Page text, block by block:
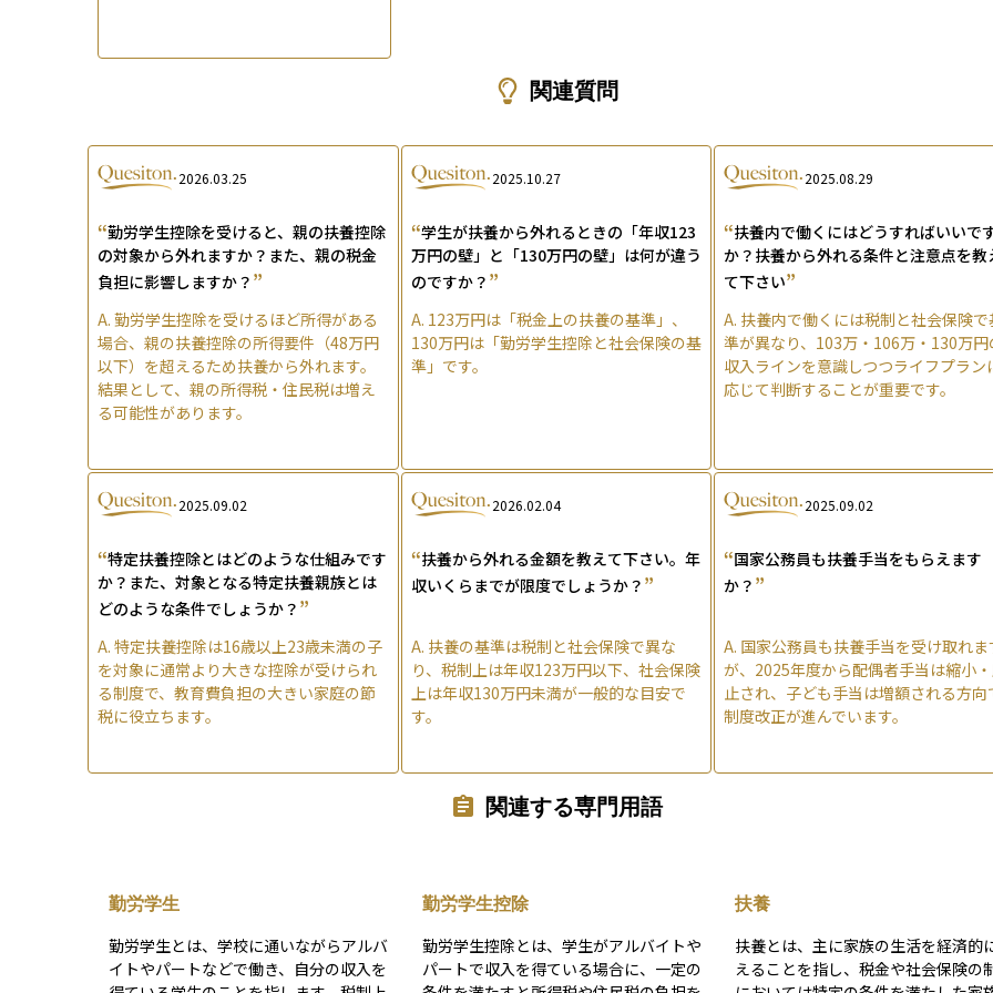
関連質問
2026.03.25
“勤労学生控除を受けると、親の扶養控除
の対象から外れますか？また、親の税金
負担に影響しますか？ ”
A. 勤労学生控除を受けるほど所得がある
場合、親の扶養控除の所得要件（48万円
以下）を超えるため扶養から外れます。
結果として、親の所得税・住民税は増え
る可能性があります。
2025.10.27
“学生が扶養から外れるときの「年収123
万円の壁」と「130万円の壁」は何が違う
のですか？ ”
A. 123万円は「税金上の扶養の基準」、
130万円は「勤労学生控除と社会保険の基
準」です。
2025.08.29
“扶養内で働くにはどうすればいいで
か？扶養から外れる条件と注意点を教
て下さい”
A. 扶養内で働くには税制と社会保険で
準が異なり、103万・106万・130万円
収入ラインを意識しつつライフプラン
応じて判断することが重要です。
2025.09.02
“特定扶養控除とはどのような仕組みです
か？また、対象となる特定扶養親族とは
どのような条件でしょうか？ ”
A. 特定扶養控除は16歳以上23歳未満の子
を対象に通常より大きな控除が受けられ
る制度で、教育費負担の大きい家庭の節
税に役立ちます。
2026.02.04
“扶養から外れる金額を教えて下さい。年
収いくらまでが限度でしょうか？ ”
A. 扶養の基準は税制と社会保険で異な
り、税制上は年収123万円以下、社会保険
上は年収130万円未満が一般的な目安で
す。
2025.09.02
“国家公務員も扶養手当をもらえます
か？ ”
A. 国家公務員も扶養手当を受け取れま
が、2025年度から配偶者手当は縮小
止され、子ども手当は増額される方向
制度改正が進んでいます。
関連する専門用語
勤労学生
勤労学生とは、学校に通いながらアルバ
イトやパートなどで働き、自分の収入を
勤労学生控除
勤労学生控除とは、学生がアルバイトや
パートで収入を得ている場合に、一定の
扶養
扶養とは、主に家族の生活を経済的
えることを指し、税金や社会保険の